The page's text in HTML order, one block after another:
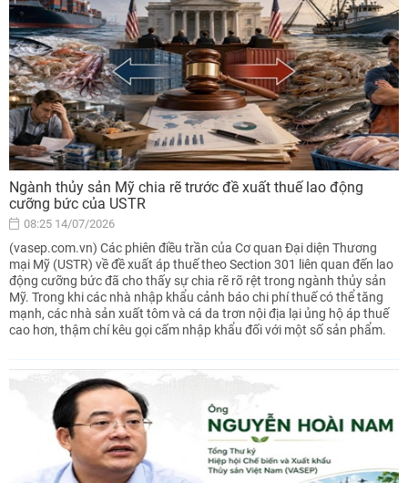
Ngành thủy sản Mỹ chia rẽ trước đề xuất thuế lao động
cưỡng bức của USTR
08:25 14/07/2026
(vasep.com.vn) Các phiên điều trần của Cơ quan Đại diện Thương
mại Mỹ (USTR) về đề xuất áp thuế theo Section 301 liên quan đến lao
động cưỡng bức đã cho thấy sự chia rẽ rõ rệt trong ngành thủy sản
Mỹ. Trong khi các nhà nhập khẩu cảnh báo chi phí thuế có thể tăng
mạnh, các nhà sản xuất tôm và cá da trơn nội địa lại ủng hộ áp thuế
cao hơn, thậm chí kêu gọi cấm nhập khẩu đối với một số sản phẩm.